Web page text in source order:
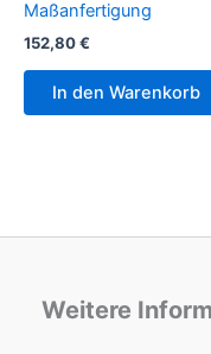
Maßanfertigung
152,80€
In den Warenkorb
Weitere